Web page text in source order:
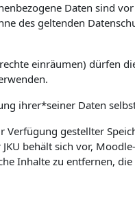
Daten sind
des geltenden
einräumen) dürfen
ihrer*seiner Daten
gestellter
behält sich vor,
Inhalte zu entfernen,